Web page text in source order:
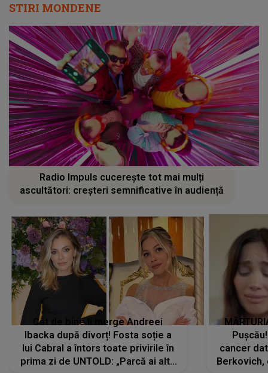
STIRI MONDENE
Radio Impuls cucerește tot mai mulți
ascultători: creșteri semnificative în audiență
Cât de bine îi merge Andreei
Ibacka după divorț! Fosta soție a
lui Cabral a întors toate privirile în
prima zi de UNTOLD: „Parcă ai altă
cancer